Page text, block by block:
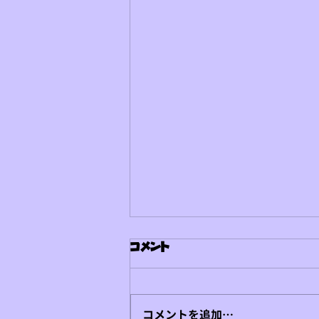
お盆期間営業のお知らせ
いつも小菅フィッシングヴィレッ
コメント
コメントを追加…